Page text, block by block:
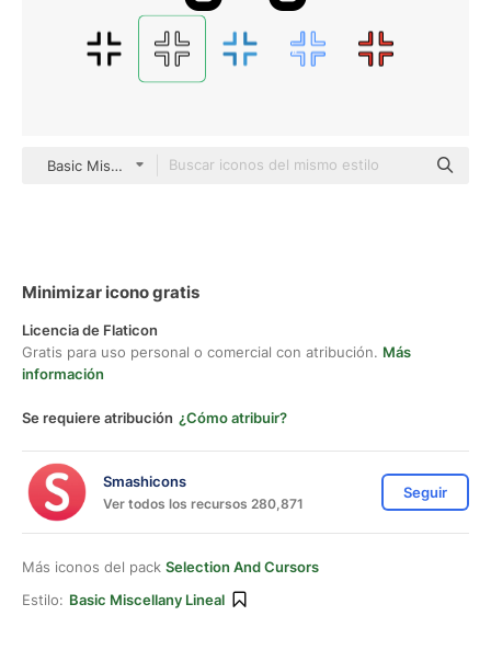
Basic Miscellany Lineal
Minimizar icono gratis
Licencia de Flaticon
Gratis para uso personal o comercial con atribución. Más
información
Se requiere atribución ¿Cómo atribuir?
Smashicons
Ver todos los recursos 280,871
Seguir
Más iconos del pack Selection And Cursors
Estilo: Basic Miscellany Lineal